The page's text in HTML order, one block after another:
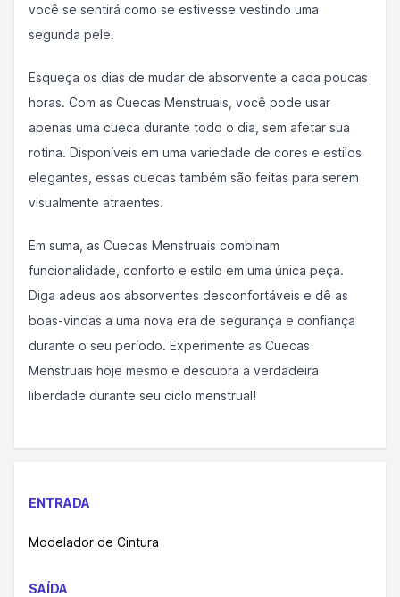
você se sentirá como se estivesse vestindo uma
segunda pele.
Esqueça os dias de mudar de absorvente a cada poucas
horas. Com as Cuecas Menstruais, você pode usar
apenas uma cueca durante todo o dia, sem afetar sua
rotina. Disponíveis em uma variedade de cores e estilos
elegantes, essas cuecas também são feitas para serem
visualmente atraentes.
Em suma, as Cuecas Menstruais combinam
funcionalidade, conforto e estilo em uma única peça.
Diga adeus aos absorventes desconfortáveis ​​e dê as
boas-vindas a uma nova era de segurança e confiança
durante o seu período. Experimente as Cuecas
Menstruais hoje mesmo e descubra a verdadeira
liberdade durante seu ciclo menstrual!
ENTRADA
Modelador de Cintura
SAÍDA